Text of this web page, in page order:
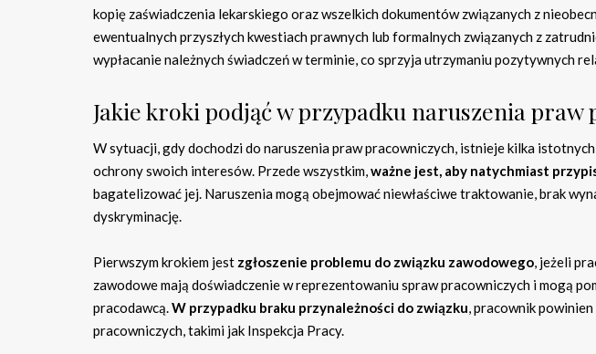
kopię zaświadczenia lekarskiego oraz wszelkich dokumentów związanych z
ewentualnych przyszłych kwestiach prawnych lub formalnych związanych z
wypłacanie należnych świadczeń w terminie, co sprzyja utrzymaniu pozytywnych
Jakie kroki podjąć w przypadku naruszenia praw
W sytuacji, gdy dochodzi do naruszenia praw pracowniczych, istnieje kilka
ochrony swoich interesów. Przede wszystkim,ważne jest, aby natychmiast
bagatelizować jej. Naruszenia mogą obejmować niewłaściwe traktowanie, brak
dyskryminację.
Pierwszym krokiem jest zgłoszenie problemu do związku zawodowego, jeżeli
zawodowe mają doświadczenie w reprezentowaniu spraw pracowniczych i mogą
pracodawcą.W przypadku braku przynależności do związku, pracownik
pracowniczych, takimi jak Inspekcja Pracy.